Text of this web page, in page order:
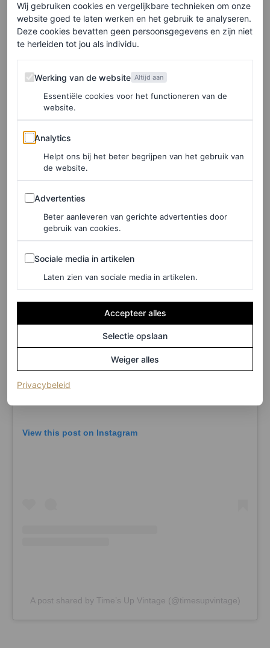
Een bericht gedeeld door Paloma Vintage (@paloma_vintage_copenhagen)
Time’s Up Vintage
Time’s Up Vintage is een zorgvuldig samengestelde
Birkin. Eigenaar Jesper Richardy vindt zijn items op
verschillende plekken en is altijd op zoek naar tijdloze
maar tegelijkertijd moderne ontwerpen. Denk aan
tijdloze Chanel-tweedpakken en gewilde Prada-
ontwerpen uit de jaren negentig.
Time’s Up Vintage,Krystalgade 4
View this post on Instagram
A post shared by Time’s Up Vintage (@timesupvintage)
Wij gebruiken cookies en vergelijkbare technieken om onze
website goed te laten werken en het gebruik te analyseren.
Deze cookies bevatten geen persoonsgegevens en zijn niet
te herleiden tot jou als individu.
Werking van de website
Werking van de website Altijd aan
Essentiële cookies voor het functioneren van de
website.
Analytics
Analytics
Helpt ons bij het beter begrijpen van het gebruik van
de website.
Advertenties
Advertenties
Beter aanleveren van gerichte advertenties door
gebruik van cookies.
Sociale media in artikelen
Sociale media in artikelen
Laten zien van sociale media in artikelen.
Accepteer alles
Selectie opslaan
Weiger alles
Privacybeleid